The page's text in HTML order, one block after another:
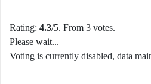
Rating: 4.3/5. From 3 votes.
Please wait...
Voting is currently disabled, data